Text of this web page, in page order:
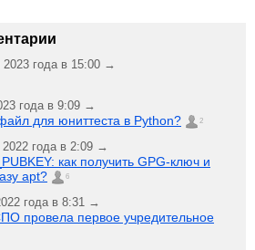
2023 года в 15:00 →
года в 9:09 →
для юниттеста в Python? 2
2022 года в 2:09 →
как получить GPG-ключ и
apt?
6
года в 8:31 →
провела первое учредительное